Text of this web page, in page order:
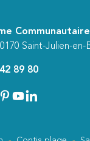
Communautaire
Saint-Julien-en-
89 80